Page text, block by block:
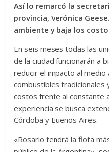
Así lo remarcó la
provincia, Verónica
ambiente y baja los
En seis meses todas las
de la ciudad funcionarán a
reducir el impacto al
combustibles tradicionales
costos frente al constante
experiencia se busca
Córdoba y Buenos Aires.
«Rosario tendrá la flota